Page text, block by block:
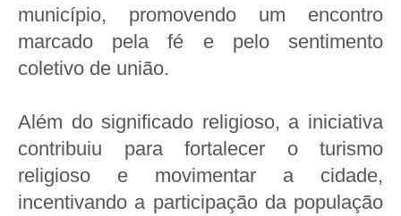
município, promovendo um encontro
marcado pela fé e pelo sentimento
coletivo de união.
Além do significado religioso, a iniciativa
contribuiu para fortalecer o turismo
religioso e movimentar a cidade,
incentivando a participação da população